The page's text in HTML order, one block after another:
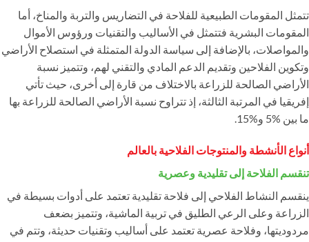
تتمثل المقومات الطبيعية للفلاحة في التضاريس والتربة والمناخ، أما
المقومات البشرية فتتمثل في الأساليب والتقنيات ورؤوس الأموال
والمواصلات، بالإضافة إلى سياسة الدولة المتمثلة في استصلاح الأراضي
وتكوين الفلاحين وتقديم الدعم المادي والتقني لهم، وتتميز نسبة
الأراضي الصالحة للزراعة بالاختلاف من قارة إلى أخرى، حيث تأتي
إفريقيا في المرتبة الثالثة، إذ تتراوح نسبة الأراضي الصالحة للزراعة بها
ما بين %5 و%15.
أنواع الأنشطة والمنتوجات الفلاحية بالعالم
تنقسم الفلاحة إلى تقليدية وعصرية
ينقسم النشاط الفلاحي إلى فلاحة تقليدية تعتمد على أدوات بسيطة في
الزراعة وعلى الرعي الطليق في تربية الماشية، وتتميز بضعف
مردوديتها، وفلاحة عصرية تعتمد على أساليب وتقنيات حديثة، وتتم في